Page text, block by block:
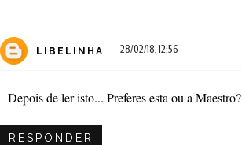
LIBELINHA 28/02/18, 12:56
Depois de ler isto... Preferes esta ou a Maestro?
RESPONDER